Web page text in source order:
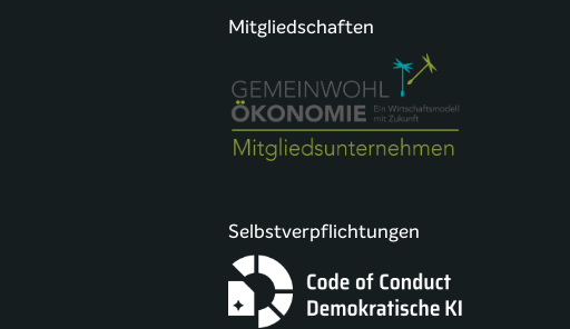
Mitgliedschaften
Selbstverpflichtungen